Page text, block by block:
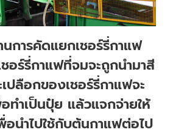
ารคัดแยกเชอร์รี่กาแฟ
อร์รี่กาแฟที่จมจะถูกนำมาสี
ปลือกของเชอร์รี่กาแฟจะ
ทำเป็นปุ๋ย แล้วแจกจ่ายให้
อนำไปใช้กับต้นกาแฟต่อไป